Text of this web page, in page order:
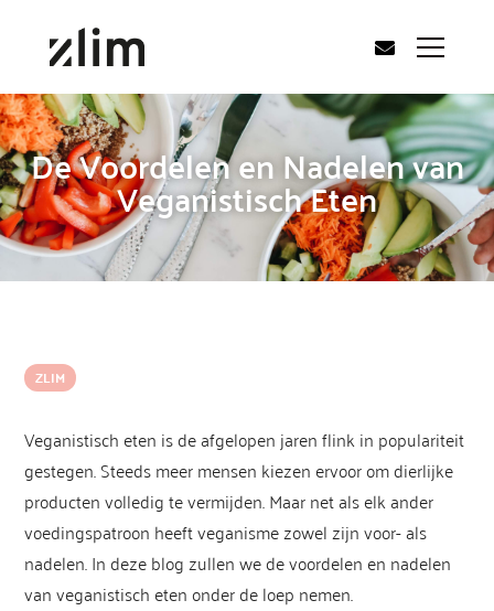
De Voordelen en Nadelen van
Veganistisch Eten
ZLIM
Veganistisch eten is de afgelopen jaren flink in populariteit
gestegen. Steeds meer mensen kiezen ervoor om dierlijke
producten volledig te vermijden. Maar net als elk ander
voedingspatroon heeft veganisme zowel zijn voor- als
nadelen. In deze blog zullen we de voordelen en nadelen
van veganistisch eten onder de loep nemen.